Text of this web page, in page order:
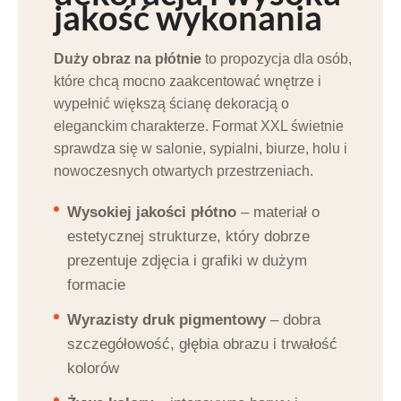
jakość wykonania
Duży obraz na płótnie to propozycja dla osób,
które chcą mocno zaakcentować wnętrze i
wypełnić większą ścianę dekoracją o
eleganckim charakterze. Format XXL świetnie
sprawdza się w salonie, sypialni, biurze, holu i
nowoczesnych otwartych przestrzeniach.
Wysokiej jakości płótno – materiał o
estetycznej strukturze, który dobrze
prezentuje zdjęcia i grafiki w dużym
formacie
Wyrazisty druk pigmentowy– dobra
szczegółowość, głębia obrazu i trwałość
kolorów